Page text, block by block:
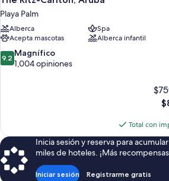
Playa Palm
Alberca
Spa
Acepta mascotas
Alberca infantil
9.2
de
9.2 Magnífico
1,004 opiniones
El
es
Total con
Inicia sesión y reserva para
miles de hoteles. ¡Más
Iniciar sesión Registrarme gratis